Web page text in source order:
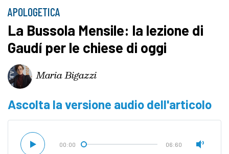
APOLOGETICA
La Bussola Mensile: la lezione di
Gaudí per le chiese di oggi
Maria Bigazzi
Ascolta la versione audio dell'articolo
00:00 06:60